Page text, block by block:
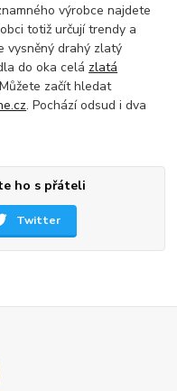
výrobce najdete
totiž určují trendy a
vysněný drahý zlatý
do oka celá zlatá
začít hledat
. Pochází odsud i dva
ho s přáteli
Twitter